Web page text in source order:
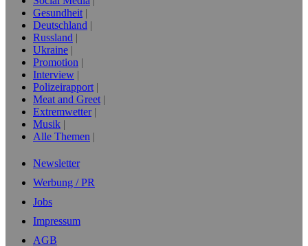
Gesundheit
Deutschland
Russland
Ukraine
Promotion
Interview
Polizeirapport
Meat and Greet
Extremwetter
Musik
Alle Themen
Newsletter
Werbung / PR
Jobs
Impressum
AGB